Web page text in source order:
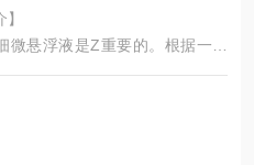
悬浮液是Z重要的。根据一些
的基础上又开发出GRS20
力所造成的湍流结合专门研制的
剪切力更强，乳液的粒径分布